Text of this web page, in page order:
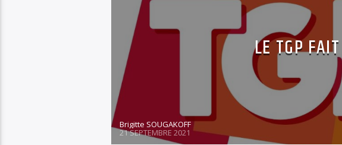
LE TGP
Brigitte SOUGAKOFF
21 SEPTEMBRE 2021